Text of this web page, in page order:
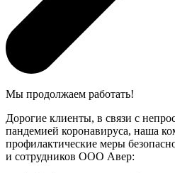
Мы продолжаем работать!
Дорогие клиенты, в связи с
пандемией коронавируса, наша
профилактические меры
и сотрудников ООО Авер: